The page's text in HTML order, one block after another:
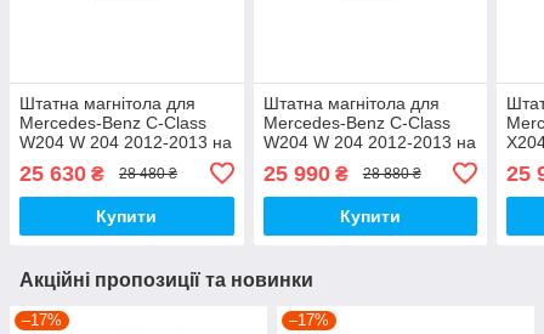
Штатна магнітола для
Mercedes-Benz C-Class
W204 W 204 2012-2013 на
25 630 ₴ 28 480 ₴
Купити
Штатна магнітола для
Mercedes-Benz C-Class
W204 W 204 2012-2013 на
25 990₴ 28 880 ₴
Купити
25
Акційні пропозиції та новинки
–17% –17%